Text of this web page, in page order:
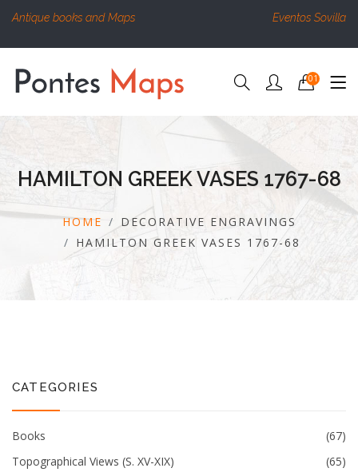
Antique books and Maps Eventos Sovilla
01
HAMILTON GREEK VASES 1767-68
HOME
DECORATIVE ENGRAVINGS
HAMILTON GREEK VASES 1767-68
CATEGORIES
Books
(67)
Topographical Views (S. XV-XIX)
(65)